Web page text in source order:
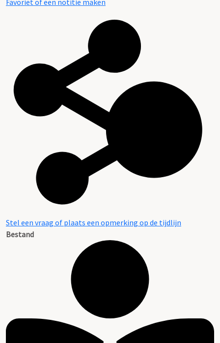
Favoriet of een notitie maken
Stel een vraag of plaats een opmerking op de tijdlijn
Bestand